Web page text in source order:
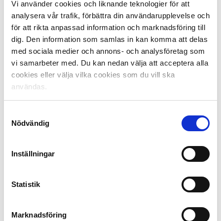
Vi använder cookies och liknande teknologier för att
analysera vår trafik, förbättra din användarupplevelse och
för att rikta anpassad information och marknadsföring till
dig. Den information som samlas in kan komma att delas
med sociala medier och annons- och analysföretag som
vi samarbeter med. Du kan nedan välja att acceptera alla
cookies eller välja vilka cookies som du vill ska
användas.
Nödvändig
Inställningar
Statistik
Marknadsföring
ungdomsfotboll, pengar som Svensk Elitfotboll fördelar
ut till de 62 deltagande klubbarna enligt ett
certifieringssystem.
Föreningen får möjlighet att förstärka sin
talangutveckling genom att anställa kvalificerade
tränare för sitt utvecklingslag. Tanken är att talangerna
ska få en elitinriktad fotbollsutbildning av i första hand
2017 hade totalt 803 aktiva elitfotbollsspelare i Sverige
282 av dessa spelade i Allsvenskan och 353 i
Läs mer på
Dela på Facebook Dela på Twitter